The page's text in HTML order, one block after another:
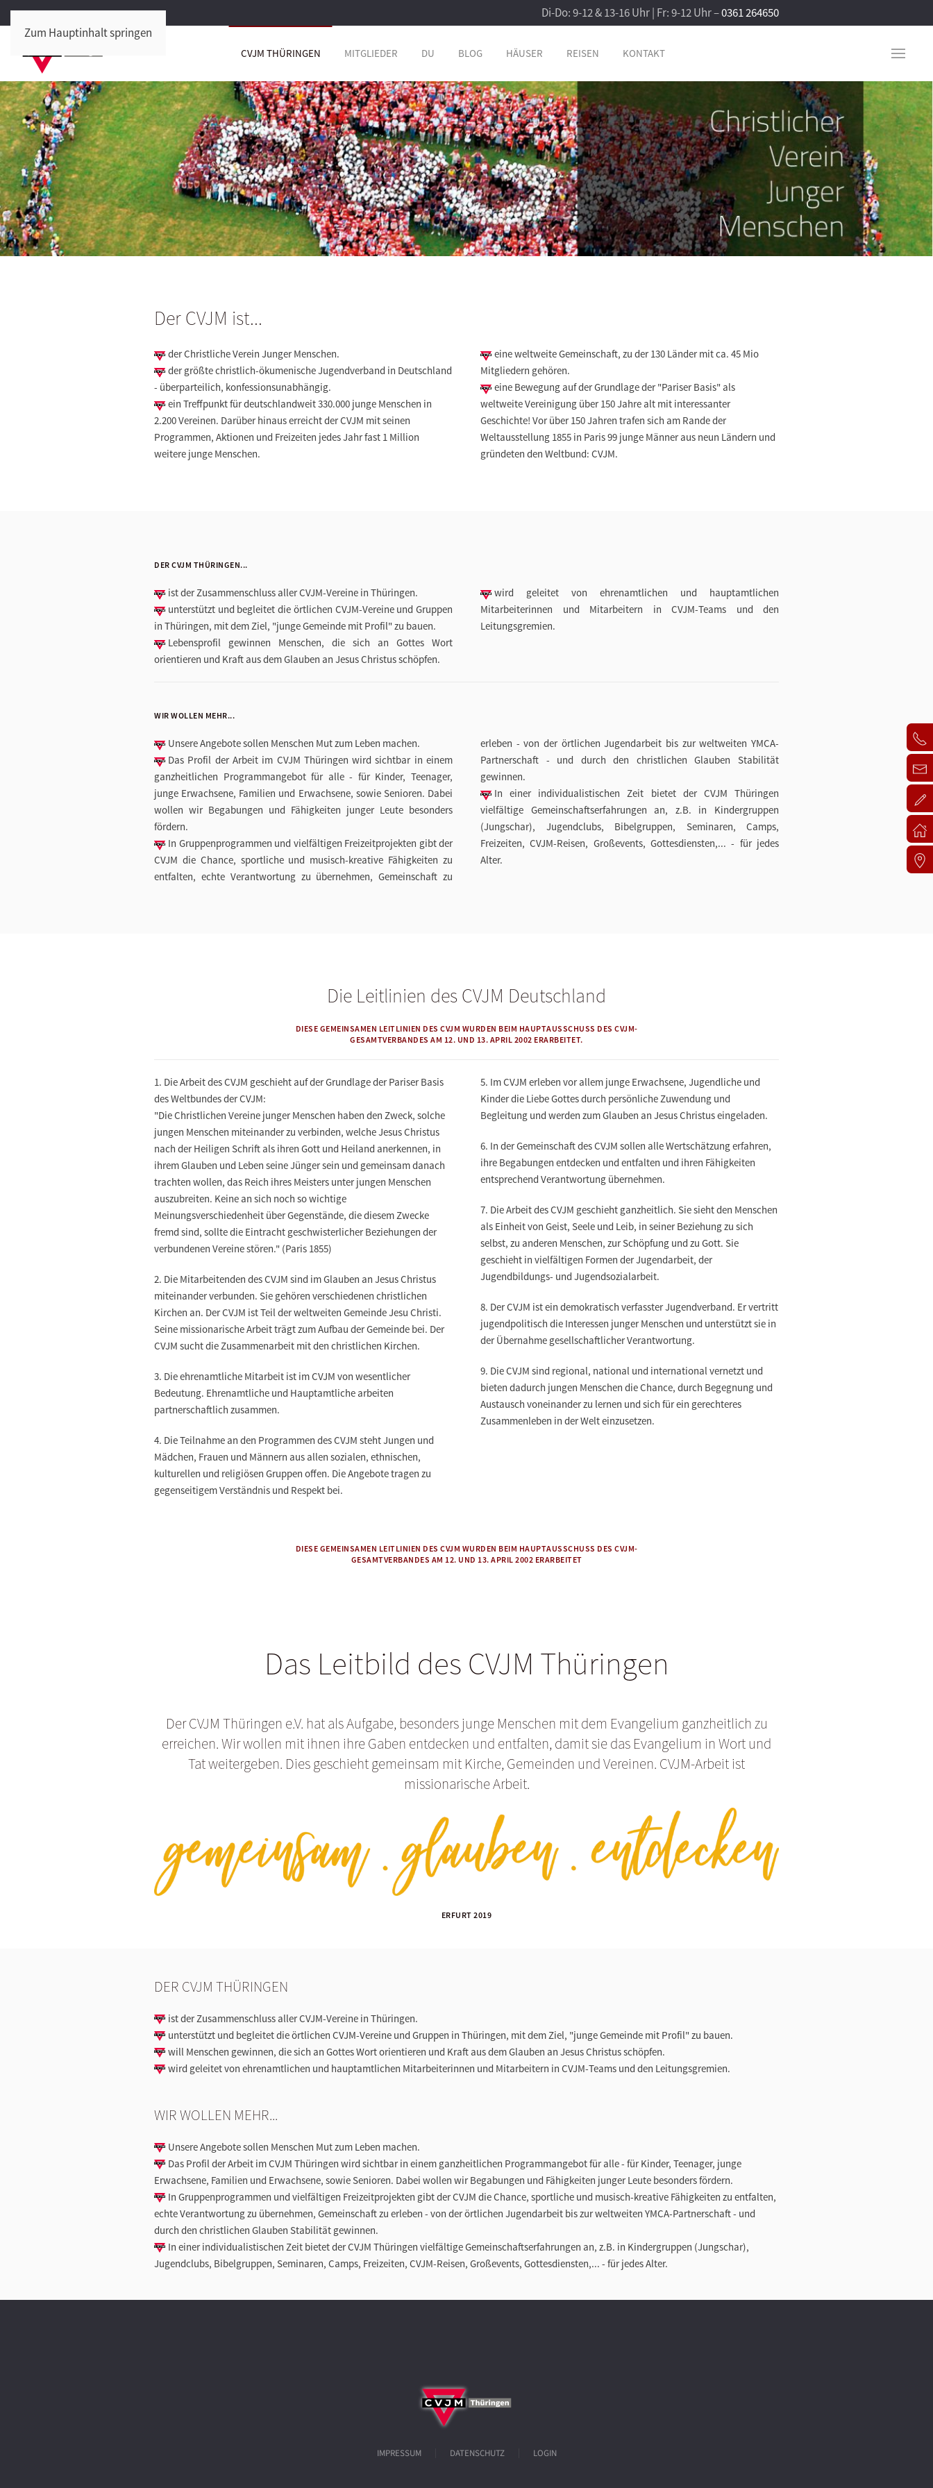
Zum Hauptinhalt springen
Di-Do: 9-12 & 13-16 Uhr | Fr: 9-12 Uhr –0361 264650
CVJM THÜRINGEN MITGLIEDER DU BLOG HÄUSER REISEN KONTAKT
Der CVJM ist...
der Christliche Verein Junger Menschen.
der größte christlich-ökumenische Jugendverband in Deutschland
- überparteilich, konfessionsunabhängig.
ein Treffpunkt für deutschlandweit 330.000 junge Menschen in
2.200 Vereinen. Darüber hinaus erreicht der CVJM mit seinen
Programmen, Aktionen und Freizeiten jedes Jahr fast 1 Million
weitere junge Menschen.
eine weltweite Gemeinschaft, zu der 130 Länder mit ca. 45 Mio
Mitgliedern gehören.
eine Bewegung auf der Grundlage der "Pariser Basis" als
weltweite Vereinigung über 150 Jahre alt mit interessanter
Geschichte! Vor über 150 Jahren trafen sich am Rande der
Weltausstellung 1855 in Paris 99 junge Männer aus neun Ländern und
gründeten den Weltbund: CVJM.
DER CVJM THÜRINGEN...
ist der Zusammenschluss aller CVJM-Vereine in Thüringen.
unterstützt und begleitet die örtlichen CVJM-Vereine und Gruppen
in Thüringen, mit dem Ziel, "junge Gemeinde mit Profil" zu bauen.
Lebensprofil gewinnen Menschen, die sich an Gottes Wort
orientieren und Kraft aus dem Glauben an Jesus Christus schöpfen.
wird geleitet von ehrenamtlichen und hauptamtlichen
Mitarbeiterinnen und Mitarbeitern in CVJM-Teams und den
Leitungsgremien.
WIR WOLLEN MEHR...
Unsere Angebote sollen Menschen Mut zum Leben machen.
Das Profil der Arbeit im CVJM Thüringen wird sichtbar in einem
ganzheitlichen Programmangebot für alle - für Kinder, Teenager,
junge Erwachsene, Familien und Erwachsene, sowie Senioren. Dabei
wollen wir Begabungen und Fähigkeiten junger Leute besonders
fördern.
In Gruppenprogrammen und vielfältigen Freizeitprojekten gibt der
CVJM die Chance, sportliche und musisch-kreative Fähigkeiten zu
entfalten, echte Verantwortung zu übernehmen, Gemeinschaft zu
erleben - von der örtlichen Jugendarbeit bis zur weltweiten YMCA-
Partnerschaft - und durch den christlichen Glauben Stabilität
gewinnen.
In einer individualistischen Zeit bietet der CVJM Thüringen
vielfältige Gemeinschaftserfahrungen an, z.B. in Kindergruppen
(Jungschar), Jugendclubs, Bibelgruppen, Seminaren, Camps,
Freizeiten, CVJM-Reisen, Großevents, Gottesdiensten,... - für jedes
Alter.
Die Leitlinien des CVJM Deutschland
DIESE GEMEINSAMEN LEITLINIEN DES CVJM WURDEN BEIM HAUPTAUSSCHUSS DES CVJM-
GESAMTVERBANDES AM 12. UND 13. APRIL 2002 ERARBEITET.
1. Die Arbeit des CVJM geschieht auf der Grundlage der Pariser Basis
des Weltbundes der CVJM:
"Die Christlichen Vereine junger Menschen haben den Zweck, solche
jungen Menschen miteinander zu verbinden, welche Jesus Christus
nach der Heiligen Schrift als ihren Gott und Heiland anerkennen, in
ihrem Glauben und Leben seine Jünger sein und gemeinsam danach
trachten wollen, das Reich ihres Meisters unter jungen Menschen
auszubreiten. Keine an sich noch so wichtige
Meinungsverschiedenheit über Gegenstände, die diesem Zwecke
fremd sind, sollte die Eintracht geschwisterlicher Beziehungen der
verbundenen Vereine stören." (Paris 1855)
2. Die Mitarbeitenden des CVJM sind im Glauben an Jesus Christus
miteinander verbunden. Sie gehören verschiedenen christlichen
Kirchen an. Der CVJM ist Teil der weltweiten Gemeinde Jesu Christi.
Seine missionarische Arbeit trägt zum Aufbau der Gemeinde bei. Der
CVJM sucht die Zusammenarbeit mit den christlichen Kirchen.
3. Die ehrenamtliche Mitarbeit ist im CVJM von wesentlicher
Bedeutung. Ehrenamtliche und Hauptamtliche arbeiten
partnerschaftlich zusammen.
4. Die Teilnahme an den Programmen des CVJM steht Jungen und
Mädchen, Frauen und Männern aus allen sozialen, ethnischen,
kulturellen und religiösen Gruppen offen. Die Angebote tragen zu
gegenseitigem Verständnis und Respekt bei.
5. Im CVJM erleben vor allem junge Erwachsene, Jugendliche und
Kinder die Liebe Gottes durch persönliche Zuwendung und
Begleitung und werden zum Glauben an Jesus Christus eingeladen.
6. In der Gemeinschaft des CVJM sollen alle Wertschätzung erfahren,
ihre Begabungen entdecken und entfalten und ihren Fähigkeiten
entsprechend Verantwortung übernehmen.
7. Die Arbeit des CVJM geschieht ganzheitlich. Sie sieht den Menschen
als Einheit von Geist, Seele und Leib, in seiner Beziehung zu sich
selbst, zu anderen Menschen, zur Schöpfung und zu Gott. Sie
geschieht in vielfältigen Formen der Jugendarbeit, der
Jugendbildungs- und Jugendsozialarbeit.
8. Der CVJM ist ein demokratisch verfasster Jugendverband. Er vertritt
jugendpolitisch die Interessen junger Menschen und unterstützt sie in
der Übernahme gesellschaftlicher Verantwortung.
9. Die CVJM sind regional, national und international vernetzt und
bieten dadurch jungen Menschen die Chance, durch Begegnung und
Austausch voneinander zu lernen und sich für ein gerechteres
Zusammenleben in der Welt einzusetzen.
DIESE GEMEINSAMEN LEITLINIEN DES CVJM WURDEN BEIM HAUPTAUSSCHUSS DES CVJM-
GESAMTVERBANDES AM 12. UND 13. APRIL 2002 ERARBEITET
Das Leitbild des CVJM Thüringen
Der CVJM Thüringen e.V. hat als Aufgabe, besonders junge Menschen mit dem Evangelium ganzheitlich zu
erreichen. Wir wollen mit ihnen ihre Gaben entdecken und entfalten, damit sie das Evangelium in Wort und
Tat weitergeben. Dies geschieht gemeinsam mit Kirche, Gemeinden und Vereinen. CVJM-Arbeit ist
missionarische Arbeit.
ERFURT 2019
DER CVJM THÜRINGEN
ist der Zusammenschluss aller CVJM-Vereine in Thüringen.
unterstützt und begleitet die örtlichen CVJM-Vereine und Gruppen in Thüringen, mit dem Ziel, "junge Gemeinde mit Profil" zu bauen.
will Menschen gewinnen, die sich an Gottes Wort orientieren und Kraft aus dem Glauben an Jesus Christus schöpfen.
wird geleitet von ehrenamtlichen und hauptamtlichen Mitarbeiterinnen und Mitarbeitern in CVJM-Teams und den Leitungsgremien.
WIR WOLLEN MEHR...
Unsere Angebote sollen Menschen Mut zum Leben machen.
Das Profil der Arbeit im CVJM Thüringen wird sichtbar in einem ganzheitlichen Programmangebot für alle - für Kinder, Teenager, junge
Erwachsene, Familien und Erwachsene, sowie Senioren. Dabei wollen wir Begabungen und Fähigkeiten junger Leute besonders fördern.
In Gruppenprogrammen und vielfältigen Freizeitprojekten gibt der CVJM die Chance, sportliche und musisch-kreative Fähigkeiten zu entfalten,
echte Verantwortung zu übernehmen, Gemeinschaft zu erleben - von der örtlichen Jugendarbeit bis zur weltweiten YMCA-Partnerschaft - und
durch den christlichen Glauben Stabilität gewinnen.
In einer individualistischen Zeit bietet der CVJM Thüringen vielfältige Gemeinschaftserfahrungen an, z.B. in Kindergruppen (Jungschar),
Jugendclubs, Bibelgruppen, Seminaren, Camps, Freizeiten, CVJM-Reisen, Großevents, Gottesdiensten,... - für jedes Alter.
IMPRESSUM DATENSCHUTZ LOGIN